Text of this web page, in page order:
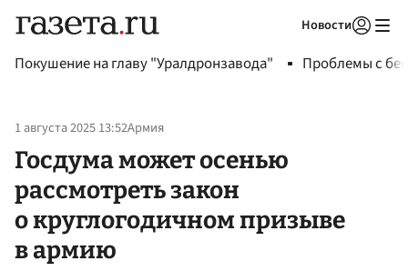
Новости
Покушение на главу "Уралдронзавода" Проблемы с
1 августа 2025 13:52Армия
Госдума может осенью
рассмотреть закон
о круглогодичном призыве
в армию